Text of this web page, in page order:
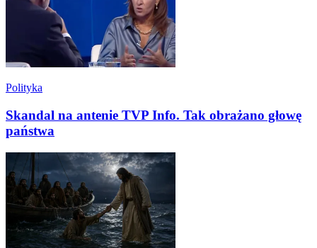
Polityka
Skandal na antenie TVP Info. Tak obrażano głowę
państwa